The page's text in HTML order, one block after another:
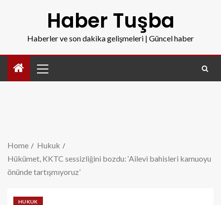
Haber Tuşba
Haberler ve son dakika gelişmeleri | Güncel haber
Home
Hukuk
Hükümet, KKTC sessizliğini bozdu: ‘Ailevi bahisleri kamuoyu
önünde tartışmıyoruz’
HUKUK